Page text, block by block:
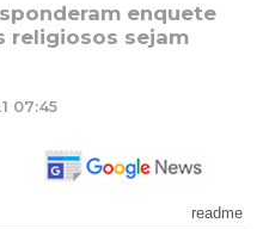
enquete
religiosos sejam
07:45
readme